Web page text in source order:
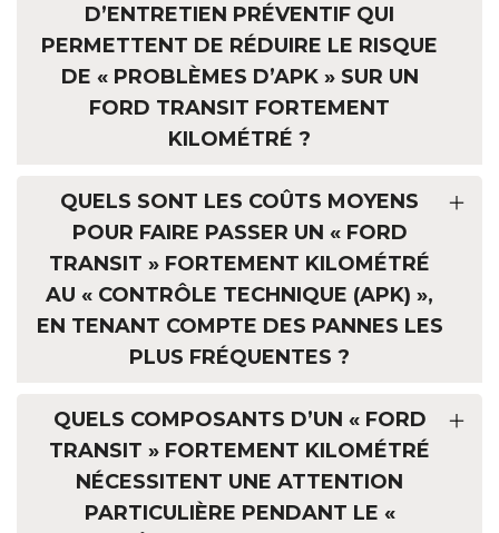
D’ENTRETIEN PRÉVENTIF QUI
PERMETTENT DE RÉDUIRE LE RISQUE
DE « PROBLÈMES D’APK » SUR UN
FORD TRANSIT FORTEMENT
KILOMÉTRÉ ?
QUELS SONT LES COÛTS MOYENS
POUR FAIRE PASSER UN « FORD
TRANSIT » FORTEMENT KILOMÉTRÉ
AU « CONTRÔLE TECHNIQUE (APK) »,
EN TENANT COMPTE DES PANNES LES
PLUS FRÉQUENTES ?
QUELS COMPOSANTS D’UN « FORD
TRANSIT » FORTEMENT KILOMÉTRÉ
NÉCESSITENT UNE ATTENTION
PARTICULIÈRE PENDANT LE «